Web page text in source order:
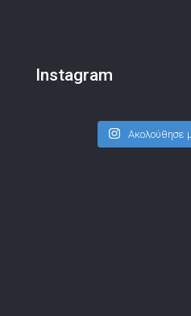
Instagram
Ακολούθησε